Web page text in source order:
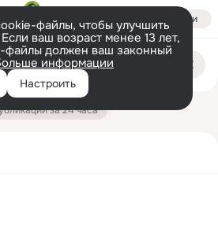
Войти
файлы, чтобы улучшить
ваш возраст менее 13 лет,
файлы должен ваш законный
информации
Настроить
за 24 часа
здесь